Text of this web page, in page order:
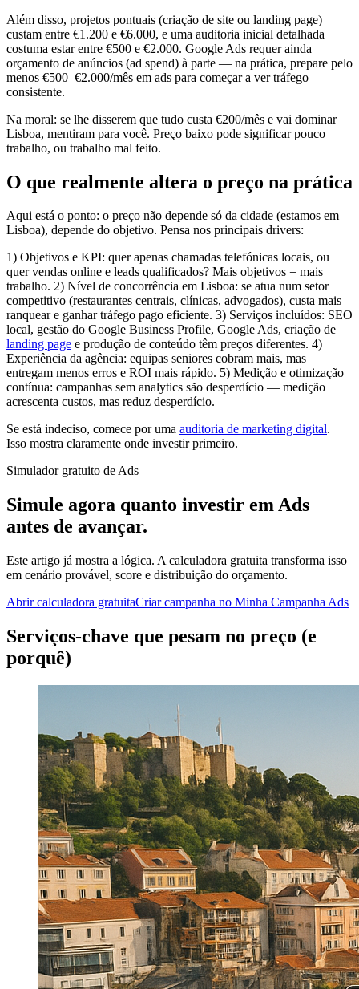
Além disso, projetos pontuais (criação de site ou landing page)
custam entre €1.200 e €6.000, e uma auditoria inicial detalhada
costuma estar entre €500 e €2.000. Google Ads requer ainda
orçamento de anúncios (ad spend) à parte — na prática, prepare pelo
menos €500–€2.000/mês em ads para começar a ver tráfego
consistente.
Na moral: se lhe disserem que tudo custa €200/mês e vai dominar
Lisboa, mentiram para você. Preço baixo pode significar pouco
trabalho, ou trabalho mal feito.
O que realmente altera o preço na prática
Aqui está o ponto: o preço não depende só da cidade (estamos em
Lisboa), depende do objetivo. Pensa nos principais drivers:
1) Objetivos e KPI: quer apenas chamadas telefónicas locais, ou
quer vendas online e leads qualificados? Mais objetivos = mais
trabalho. 2) Nível de concorrência em Lisboa: se atua num setor
competitivo (restaurantes centrais, clínicas, advogados), custa mais
ranquear e ganhar tráfego pago eficiente. 3) Serviços incluídos: SEO
local, gestão do Google Business Profile, Google Ads, criação de
landing page e produção de conteúdo têm preços diferentes. 4)
Experiência da agência: equipas seniores cobram mais, mas
entregam menos erros e ROI mais rápido. 5) Medição e otimização
contínua: campanhas sem analytics são desperdício — medição
acrescenta custos, mas reduz desperdício.
Se está indeciso, comece por uma auditoria de marketing digital.
Isso mostra claramente onde investir primeiro.
Simulador gratuito de Ads
Simule agora quanto investir em Ads
antes de avançar.
Este artigo já mostra a lógica. A calculadora gratuita transforma isso
em cenário provável, score e distribuição do orçamento.
Abrir calculadora gratuitaCriar campanha no Minha Campanha Ads
Serviços-chave que pesam no preço (e
porquê)